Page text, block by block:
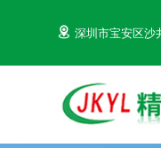
深圳市宝安区沙